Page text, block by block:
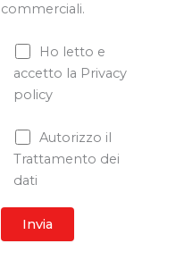
commerciali.
Ho letto e
accetto la Privacy
policy
Autorizzo il
Trattamento dei
dati